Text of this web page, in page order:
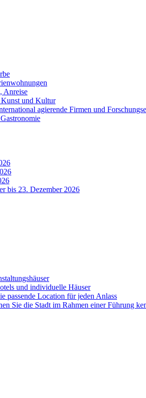
Anreise
Kunst und Kultur
agierende Firmen und
bis 23. Dezember 2026
und individuelle Häuser
passende Location für jeden Anlass
Sie die Stadt im Rahmen einer Führung